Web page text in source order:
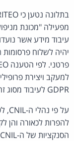
מפעילה "מכונת
עיבוד מידע אשר
יהיה לשלוח
למעקב ויצירת
GDPR לעיבוד מסוג זה.
להפרות לכאורה והן